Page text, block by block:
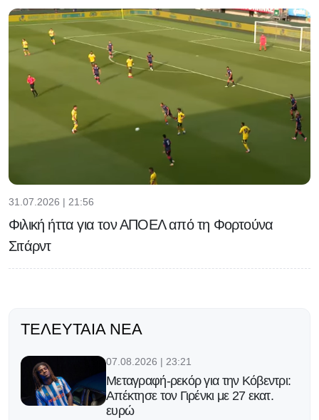
31.07.2026 | 21:56
Φιλική ήττα για τον ΑΠΟΕΛ από τη Φορτούνα
Σιτάρντ
ΤΕΛΕΥΤΑΊΑ ΝΈΑ
07.08.2026 | 23:21
Μεταγραφή-ρεκόρ για την Κόβεντρι:
Απέκτησε τον Γιρένκι με 27 εκατ.
ευρώ